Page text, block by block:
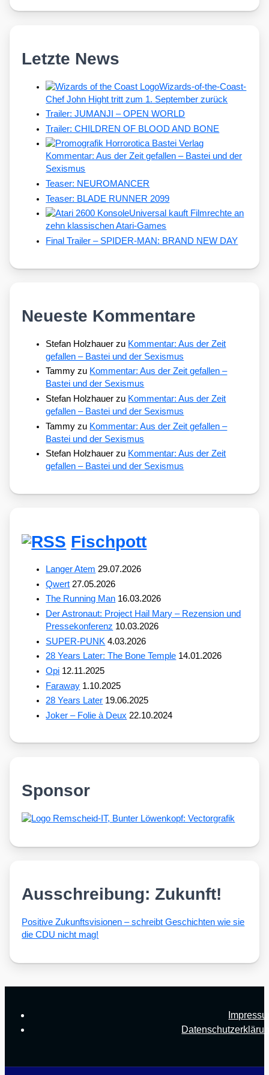
Letzte News
Wizards-of-the-Coast-
Chef John Hight tritt zum 1. September zurück
Trailer: JUMANJI – OPEN WORLD
Trailer: CHILDREN OF BLOOD AND BONE
Kommentar: Aus der Zeit gefallen – Bastei und der
Sexismus
Teaser: NEUROMANCER
Teaser: BLADE RUNNER 2099
Universal kauft Filmrechte an
zehn klassischen Atari-Games
Final Trailer – SPIDER-MAN: BRAND NEW DAY
Neueste Kommentare
Stefan Holzhauer zu Kommentar: Aus der Zeit
gefallen – Bastei und der Sexismus
Tammy zu Kommentar: Aus der Zeit gefallen –
Bastei und der Sexismus
Stefan Holzhauer zu Kommentar: Aus der Zeit
gefallen – Bastei und der Sexismus
Tammy zu Kommentar: Aus der Zeit gefallen –
Bastei und der Sexismus
Stefan Holzhauer zu Kommentar: Aus der Zeit
gefallen – Bastei und der Sexismus
Fischpott
Langer Atem 29.07.2026
Qwert 27.05.2026
The Running Man 16.03.2026
Der Astronaut: Project Hail Mary – Rezension und
Pressekonferenz 10.03.2026
SUPER-PUNK 4.03.2026
28 Years Later: The Bone Temple 14.01.2026
Opi 12.11.2025
Faraway 1.10.2025
28 Years Later 19.06.2025
Joker – Folie à Deux 22.10.2024
Sponsor
Ausschreibung: Zukunft!
Posi­ti­ve Zukunfts­vi­sio­nen – schreibt Geschich­ten wie sie
die CDU nicht mag!